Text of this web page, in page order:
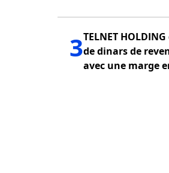
3TELNET
de dinars de
avec une marge